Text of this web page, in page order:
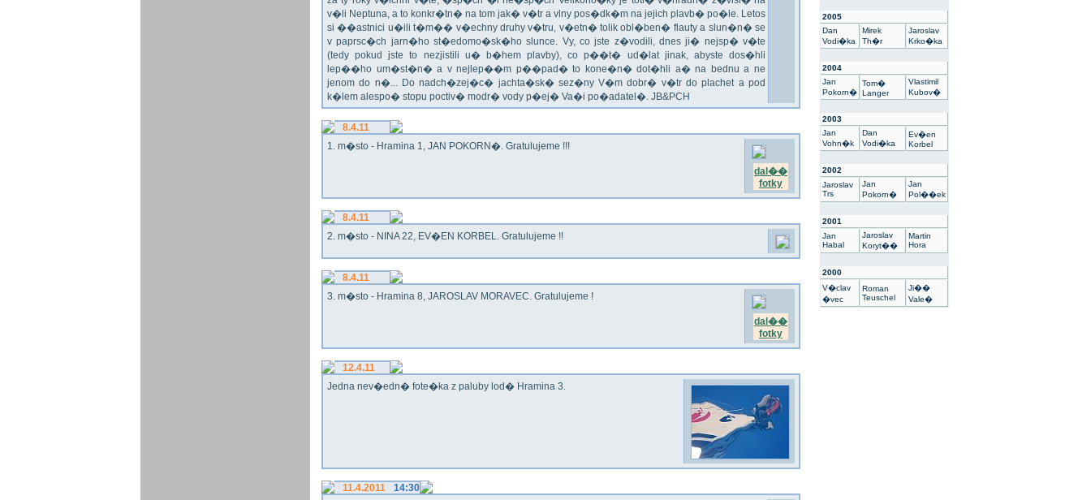
v�li Neptuna, a to konkr�tn� na tom jak� v�tr a vlny pos�dk�m na jejich plavb� po�le. Letos
si ��astnici u�ili t�m�� v�echny druhy v�tru, v�etn� tolik obl�ben� flauty a slun�n� se
v paprsc�ch jarn�ho st�edomo�sk�ho slunce. Vy, co jste z�vodili, dnes ji� nejsp� v�te
(tedy pokud jste to nezjistili u� b�hem plavby), co p��t� ud�lat jinak, abyste dos�hli
lep��ho um�st�n� a v nejlep��m p��pad� to kone�n� dot�hli a� na bednu a ne
jenom do n�... Do nadch�zej�c� jachta�sk� sez�ny V�m dobr� v�tr do plachet a pod
k�lem alespo� stopu poctiv� modr� vody p�ej� Va�i po�adatel�. JB&PCH
8.4.11
1. m�sto - Hramina 1, JAN POKORN�. Gratulujeme !!!
dal��
fotky
8.4.11
2. m�sto - NINA 22, EV�EN KORBEL. Gratulujeme !!
8.4.11
3. m�sto - Hramina 8, JAROSLAV MORAVEC. Gratulujeme !
dal��
fotky
12.4.11
Jedna nev�edn� fote�ka z paluby lod� Hramina 3.
11.4.2011 14:30
2005
Dan
Vodi�ka
Mirek
Th�r
Jaroslav
Krko�ka
2004
Jan
Pokorn�
Tom�
Langer
Vlastimil
Kubov�
2003
Jan
Vohn�k
Dan
Vodi�ka
Ev�en
Korbel
2002
Jaroslav
Trs
Jan
Pokorn�
Jan
Pol��ek
2001
Jan
Habal
Jaroslav
Koryt��
Martin
Hora
2000
V�clav
�vec
Roman
Teuschel
Ji��
Vale�